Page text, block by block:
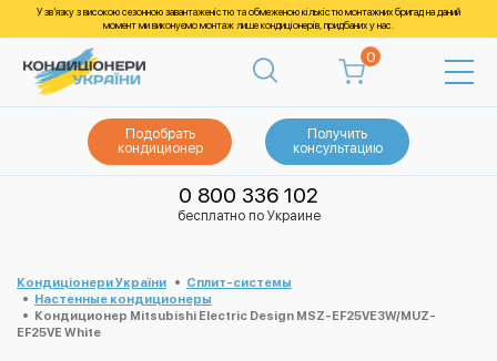
У зв’язку з високою сезонною завантаженістю та обмеженою кількістю монтажних бригад на даний
момент ми виконуємо монтаж лише кондиціонерів, придбаних у нас.
0
Подобрать
кондиционер
Получить
консультацию
0 800 336 102
бесплатно по Украине
Кондиціонери України
Cплит-системы
Настенные кондиционеры
Кондиционер Mitsubishi Electric Design MSZ-EF25VE3W/MUZ-
EF25VE White